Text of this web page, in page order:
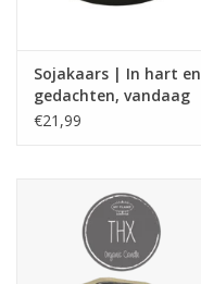
Merken
Sojakaars | In hart en
gedachten, vandaag
en voor altijd | Warm
€21,99